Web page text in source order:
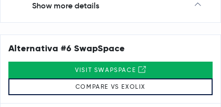
Show more details
Alternativa #6 SwapSpace
VISIT SWAPSPACE
COMPARE VS EXOLIX